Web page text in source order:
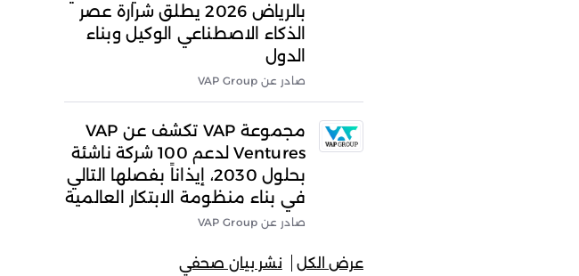
بالرياض 2026 يطلق شرارة عصر
الذكاء الاصطناعي الوكيل وبناء
الدول
صادر عن VAP Group
مجموعة VAP تكشف عن VAP
Ventures لدعم 100 شركة ناشئة
بحلول 2030، إيذاناً بفصلها التالي
في بناء منظومة الابتكار العالمية
صادر عن VAP Group
عرض الكل نشر بيان صحفي